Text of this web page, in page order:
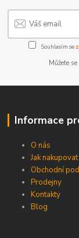
Souhlasím se
Můžete
Informace
O nás
Jak nakupovat
Obchodní
Prodejny
Kontakty
Blog